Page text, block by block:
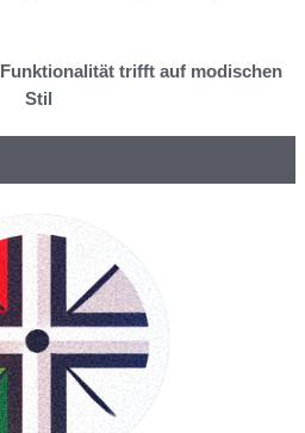
trifft auf modischen
Stil